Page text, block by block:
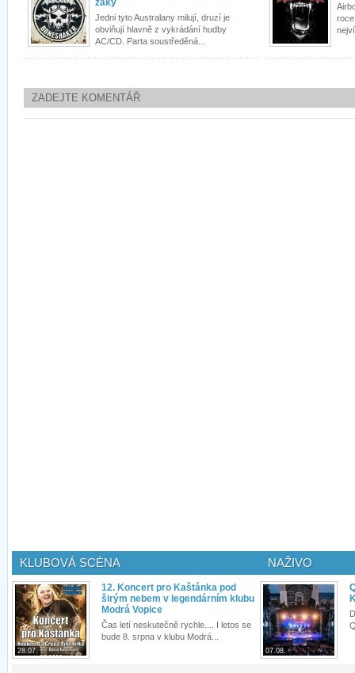
žáky
Jedni tyto Australany milují, druzí je
obviňují hlavně z vykrádání hudby
AC/CD. Parta soustředěná...
ZADEJTE KOMENTÁŘ
KLUBOVÁ SCÉNA
28.07.
12. Koncert pro Kaštánka pod
širým nebem v legendárním klubu
Modrá Vopice
Čas letí neskutečně rychle.... I letos se
bude 8. srpna v klubu Modrá...
NAŽIVO
07.08.